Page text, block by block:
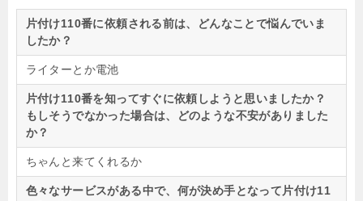
片付け110番に依頼される前は、どんなことで悩んでいま
したか？
ライターとか電池
片付け110番を知ってすぐに依頼しようと思いましたか？
もしそうでなかった場合は、どのような不安がありました
か？
ちゃんと来てくれるか
色々なサービスがある中で、何が決め手となって片付け11